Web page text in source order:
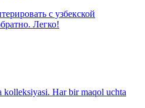
с узбекской
Легко!
Har bir maqol uchta